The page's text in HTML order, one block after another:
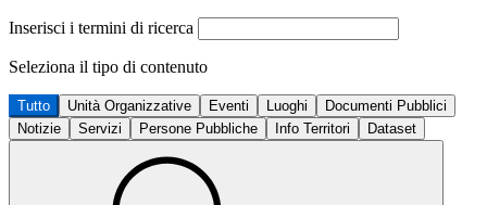
Inserisci i termini di ricerca
Seleziona il tipo di contenuto
Tutto Unità Organizzative Eventi Luoghi
Documenti Pubblici
Notizie
Servizi Persone Pubbliche Info Territori Dataset